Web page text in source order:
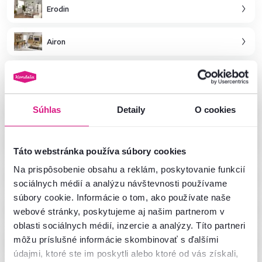
Súhlas Detaily O cookies
Táto webstránka používa súbory cookies
Na prispôsobenie obsahu a reklám, poskytovanie funkcií
sociálnych médií a analýzu návštevnosti používame
súbory cookie. Informácie o tom, ako používate naše
webové stránky, poskytujeme aj našim partnerom v
oblasti sociálnych médií, inzercie a analýzy. Títo partneri
môžu príslušné informácie skombinovať s ďalšími
údajmi, ktoré ste im poskytli alebo ktoré od vás získali,
Erodin
Airon
Boras
Koli
Medis